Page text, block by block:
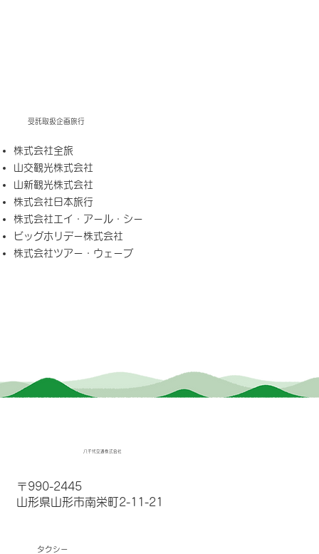
株式会社全旅
山交観光株式会社
山新観光株式会社
株式会社日本旅行
株式会社エイ・アール・シー
ビッグホリデー株式会社
株式会社ツアー・ウェーブ
受託取扱企画旅行
八千代交通株式会社
〒990-2445
山形県山形市南栄町2-11-21
​タクシー